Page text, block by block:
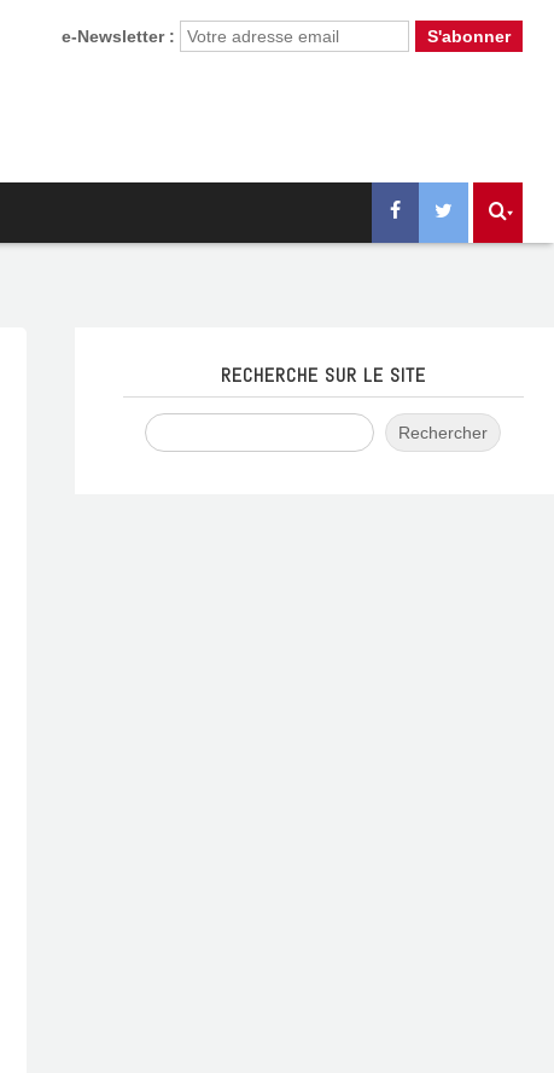
e-Newsletter :
RECHERCHE SUR LE SITE